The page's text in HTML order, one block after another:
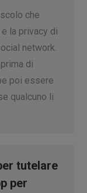
che
la privacy di
network.
di
poi essere
qualcuno li
tutelare
per